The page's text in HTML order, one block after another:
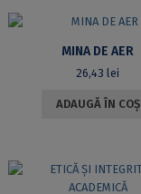
MINA DE AER
26,43lei
ADAUGĂ ÎN COȘ